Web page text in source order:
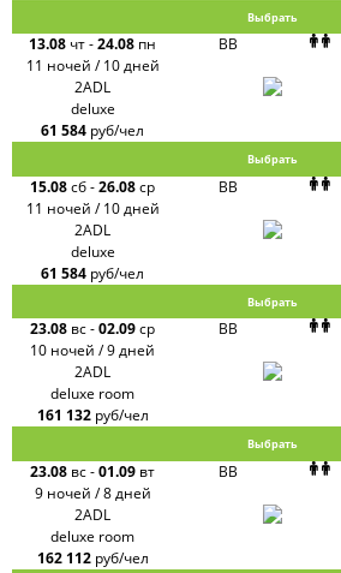
Выбрать
13.08 чт-24.08 пн
11 ночей / 10 дней
BB
2ADL
deluxe
61 584 руб/чел
Выбрать
15.08сб-26.08ср
11 ночей / 10 дней
BB
2ADL
deluxe
61 584 руб/чел
Выбрать
23.08 вс-02.09ср
10 ночей / 9 дней
BB
2ADL
deluxe room
161 132 руб/чел
Выбрать
23.08 вс-01.09 вт
9 ночей / 8 дней
BB
2ADL
deluxe room
162 112 руб/чел